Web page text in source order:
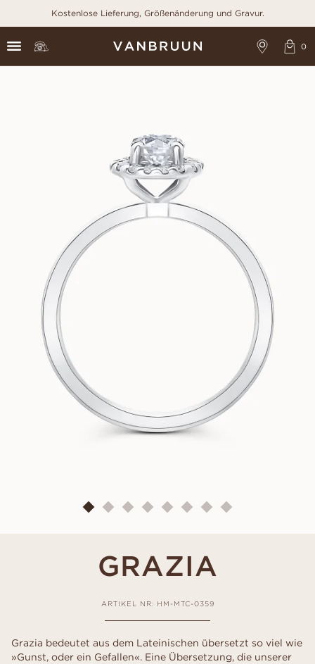
Kostenlose Lieferung, Größenänderung und Gravur.
GRAZIA
ARTIKEL NR: HM-MTC-0359
Grazia bedeutet aus dem Lateinischen übersetzt so viel wie
»Gunst, oder ein Gefallen«. Eine Übersetzung, die unserer